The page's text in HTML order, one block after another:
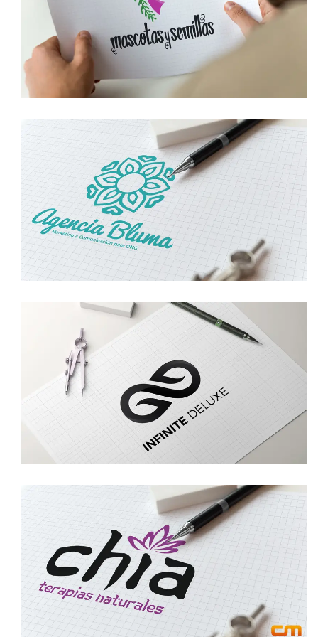
DISEÑO DE LOGOTIPO MASCOTAS Y
SEMILLAS
DISEÑO DE LOGOTIPO AGENCIA BLUMA
logotipo
DISEÑO DE LOGOTIPO INFINITE DELUXE
logotipo
DISEÑO DE LOGOTIPO TERAPIAS
NATURALES CHIA
logotipo